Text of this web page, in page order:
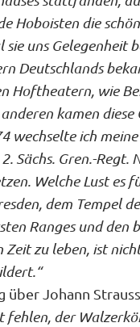
Hoboisten die
sie uns Gelegenheit
Deutschlands
Hoftheatern, wie
kamen
wechselte ich
Sächs. Gren.-Regt.
Welche Lust es
dem Tempel
Ranges und den
Zeit zu leben, ist
über Johann
fehlen, der